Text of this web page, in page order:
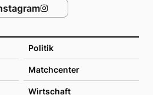
Politik
Matchcenter
Wirtschaft